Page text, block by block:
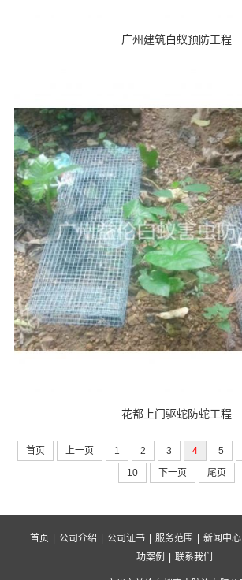
广州建筑白蚁预防工程
花都上门驱蛇防蛇工程
首页 上一页 1 2 3 4 5
10
下一页 尾页
首页 | 公司介绍 | 公司证书 | 服务范围 | 新闻中心
功案例
| 联系我们